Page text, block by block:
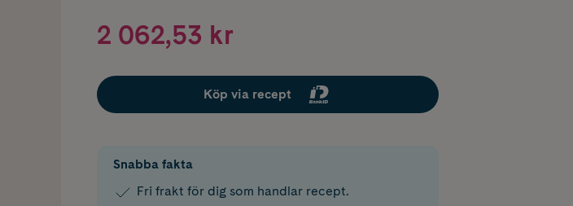
2 062,53 kr
Köp via recept
Snabba fakta
Fri frakt för dig som handlar recept.